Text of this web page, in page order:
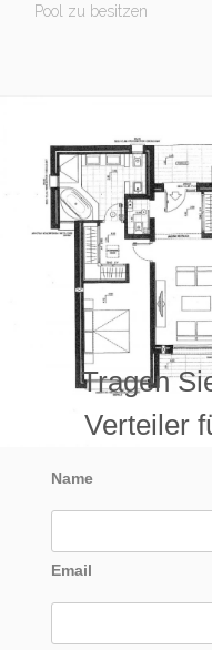
Pool zu besitzen
Tragen
Verteiler
Name
Email